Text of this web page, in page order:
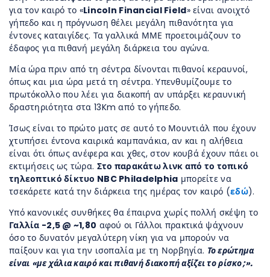
για τον καιρό το «Lincoln Financial Field» είναι ανοιχτό
γήπεδο και η πρόγνωση θέλει μεγάλη πιθανότητα για
έντονες καταιγίδες. Τα γαλλικά ΜΜΕ προετοιμάζουν το
έδαφος για πιθανή μεγάλη διάρκεια του αγώνα.
Μία ώρα πριν από τη σέντρα δίνονται πιθανοί κεραυνοί,
όπως και μια ώρα μετά τη σέντρα. Υπενθυμίζουμε το
πρωτόκολλο που λέει για διακοπή αν υπάρξει κεραυνική
δραστηριότητα στα 13Km από το γήπεδο.
Ίσως είναι το πρώτο ματς σε αυτό το Μουντιάλ που έχουν
χτυπήσει έντονα καιρικά καμπανάκια, αν και η αλήθεια
είναι ότι όπως ανέφερα και χθες, στον κουβά έχουν πάει οι
εκτιμήσεις ως τώρα. Στο παρακάτω λινκ από το τοπικό
τηλεοπτικό δίκτυο NBC Philadelphia μπορείτε να
τσεκάρετε κατά την διάρκεια της ημέρας τον καιρό (εδώ).
Υπό κανονικές συνθήκες θα έπαιρνα χωρίς πολλή σκέψη το
Γαλλία -2,5 @ ~1,80 αφού οι Γάλλοι πρακτικά ψάχνουν
όσο το δυνατόν μεγαλύτερη νίκη για να μπορούν να
παίξουν και για την ισοπαλία με τη Νορβηγία. Το ερώτημα
είναι «με χάλια καιρό και πιθανή διακοπή αξίζει το ρίσκο;».